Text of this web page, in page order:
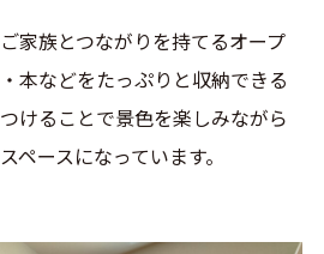
家族とつながりを持てるオープ
本などをたっぷりと収納できる
けることで景色を楽しみながら
ペースになっています。